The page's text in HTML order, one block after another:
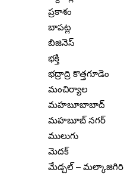
ప్రకాశం
బాపట్ల
బిజినెస్
భక్తి
భద్రాద్రి కొత్తగూడెం
మంచిర్యాల
మహబూబాబాద్
మహబూబ్ నగర్
ములుగు
మెదక్
మేడ్చల్ – మల్కాజిగిరి